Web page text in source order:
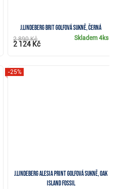
J.Lindeberg Brit golfová sukně, černá
Skladem4ks
2 890 Kč
2 124 Kč
J.Lindeberg Alesia Print golfová sukně, oak
island fossil
-25%